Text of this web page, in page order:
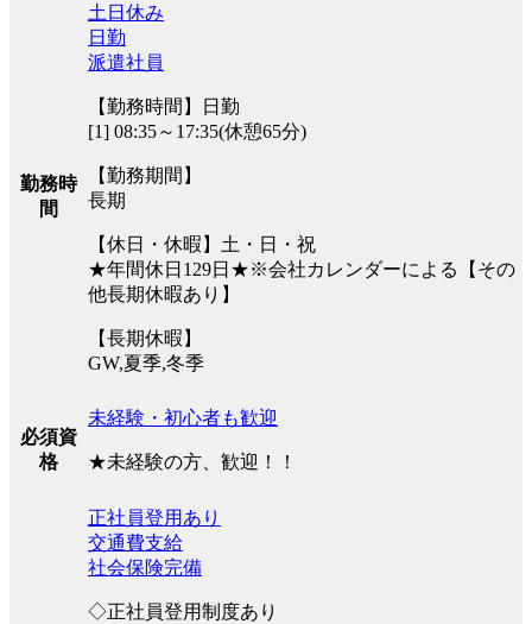
勤務時
間
土日休み
日勤
派遣社員
【勤務時間】日勤
[1] 08:35～17:35(休憩65分)
【勤務期間】
長期
【休日・休暇】土・日・祝
★年間休日129日★※会社カレンダーによる【その
他長期休暇あり】
【長期休暇】
GW,夏季,冬季
必須資
格
未経験・初心者も歓迎
★未経験の方、歓迎！！
正社員登用あり
交通費支給
社会保険完備
◇正社員登用制度あり